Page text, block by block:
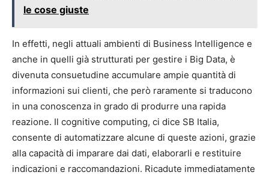
le cose giuste
In effetti, negli attuali ambienti di Business Intelligence e
anche in quelli già strutturati per gestire i Big Data, è
divenuta consuetudine accumulare ampie quantità di
informazioni sui clienti, che però raramente si traducono
in una conoscenza in grado di produrre una rapida
reazione. Il cognitive computing, ci dice SB Italia,
consente di automatizzare alcune di queste azioni, grazie
alla capacità di imparare dai dati, elaborarli e restituire
indicazioni e raccomandazioni. Ricadute immediatamente